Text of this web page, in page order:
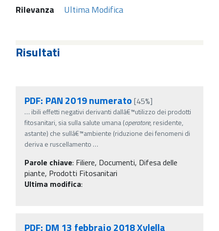
Rilevanza Ultima Modifica
Risultati
PDF: PAN 2019 numerato [45%]
… ibili effetti negativi derivanti dallâ€™utilizzo dei prodotti
fitosanitari, sia sulla salute umana (operatore, residente,
astante) che sullâ€™ambiente (riduzione dei fenomeni di
deriva e ruscellamento …
Parole chiave: Filiere, Documenti, Difesa delle
piante, Prodotti Fitosanitari
Ultima modifica:
PDF: DM 13 febbraio 2018 Xylella